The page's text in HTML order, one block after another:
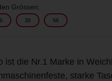
Grössen:
30 56
ist die Nr.1 Marke in
starke